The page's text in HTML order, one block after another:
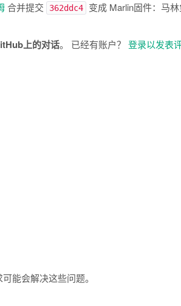
合并提交 362ddc4 变成 Marlin固件： 马
上的对话。 已经有账户？ 登录以发表
能会解决这些问题。